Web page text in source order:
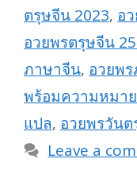
ตรุษจีน 2023, อ
อวยพรตรุษจีน
ภาษาจีน, อวยพ
พร้อมความหมาย
แปล, อวยพรวัน
Leave a